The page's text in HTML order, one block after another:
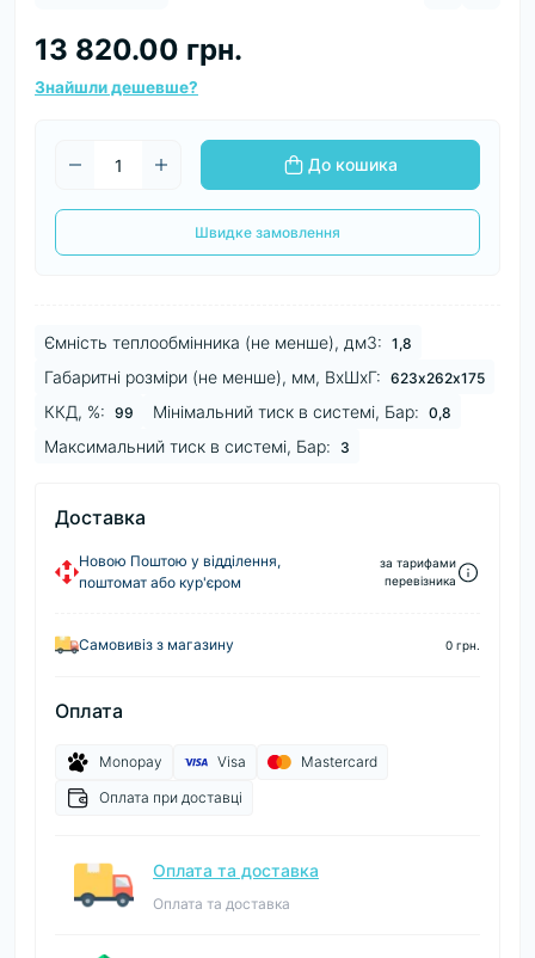
13 820.00 грн.
Знайшли дешевше?
До кошика
Швидке замовлення
Ємність теплообмінника (не менше), дм3: 1,8
Габаритні розміри (не менше), мм, ВхШхГ: 623х262х175
ККД, %: 99 Мінімальний тиск в системі, Бар: 0,8
Максимальний тиск в системі, Бар: 3
Доставка
Новою Поштою у відділення,
поштомат або кур'єром
за тарифами
перевізника
Самовивіз з магазину 0 грн.
Оплата
Monopay Visa
Mastercard
Оплата при доставці
Оплата та доставка
Оплата та доставка